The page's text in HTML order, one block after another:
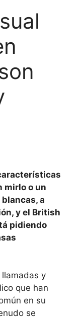
mirlo o un
a
y el British
pidiendo
llamadas y
que han
en su
se